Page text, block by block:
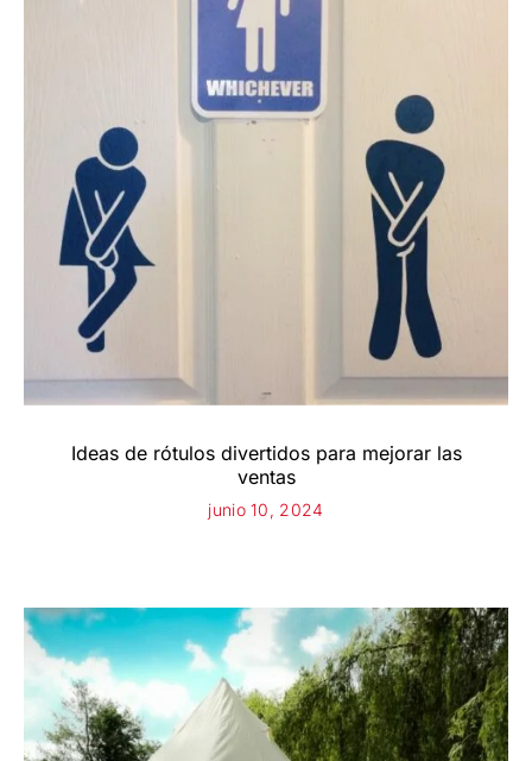
Ideas de rótulos divertidos para mejorar las
ventas
junio 10, 2024